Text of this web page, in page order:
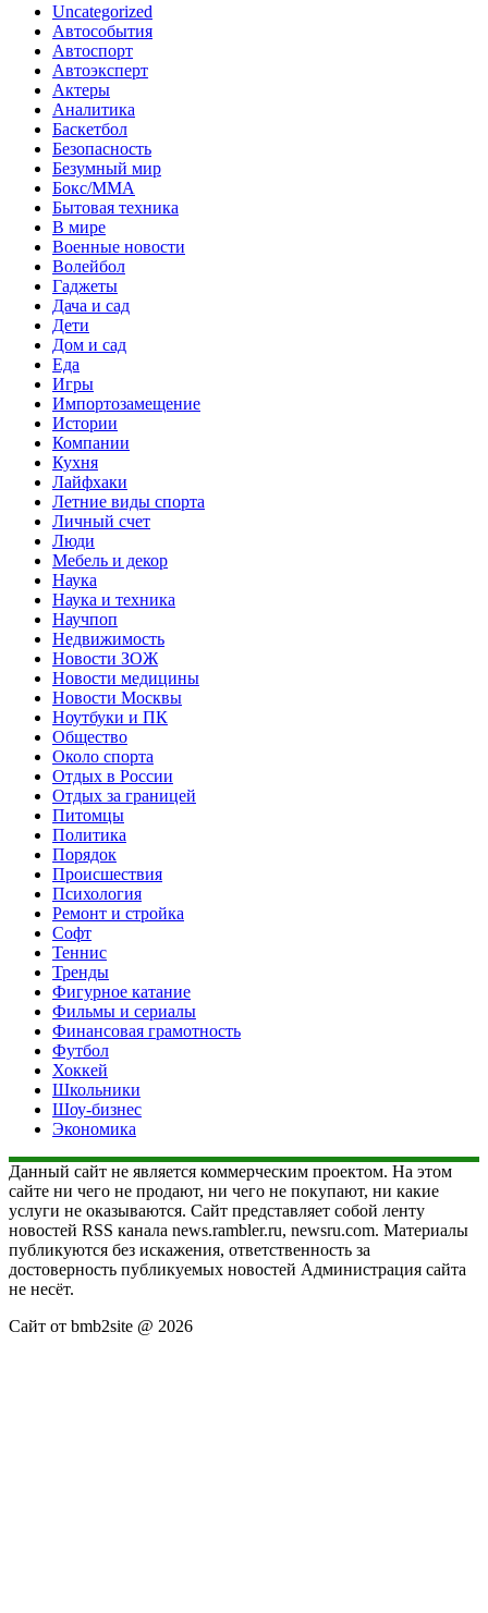
Uncategorized
Автособытия
Автоспорт
Автоэксперт
Актеры
Аналитика
Баскетбол
Безопасность
Безумный мир
Бокс/MMA
Бытовая техника
В мире
Военные новости
Волейбол
Гаджеты
Дача и сад
Дети
Дом и сад
Еда
Игры
Импортозамещение
Истории
Компании
Кухня
Лайфхаки
Летние виды спорта
Личный счет
Люди
Мебель и декор
Наука
Наука и техника
Научпоп
Недвижимость
Новости ЗОЖ
Новости медицины
Новости Москвы
Ноутбуки и ПК
Общество
Около спорта
Отдых в России
Отдых за границей
Питомцы
Политика
Порядок
Происшествия
Психология
Ремонт и стройка
Софт
Теннис
Тренды
Фигурное катание
Фильмы и сериалы
Финансовая грамотность
Футбол
Хоккей
Школьники
Шоу-бизнес
Экономика
Данный сайт не является коммерческим проектом. На этом
сайте ни чего не продают, ни чего не покупают, ни какие
услуги не оказываются. Сайт представляет собой ленту
новостей RSS канала news.rambler.ru, newsru.com. Материалы
публикуются без искажения, ответственность за
достоверность публикуемых новостей Администрация сайта
не несёт.
Сайт от bmb2site @ 2026